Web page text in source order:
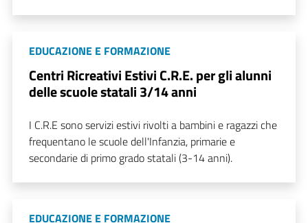
EDUCAZIONE E FORMAZIONE
Centri Ricreativi Estivi C.R.E. per gli alunni
delle scuole statali 3/14 anni
I C.R.E sono servizi estivi rivolti a bambini e ragazzi che
frequentano le scuole dell'Infanzia, primarie e
secondarie di primo grado statali (3-14 anni).
EDUCAZIONE E FORMAZIONE